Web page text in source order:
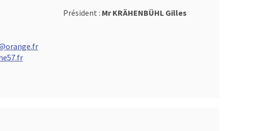
Président : Mr KRÄHENBÜHL Gilles